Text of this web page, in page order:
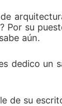
Por su
aún.
dedico un
de su